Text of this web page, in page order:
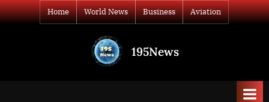
Skip
to
Home World News Business Aviation
195News